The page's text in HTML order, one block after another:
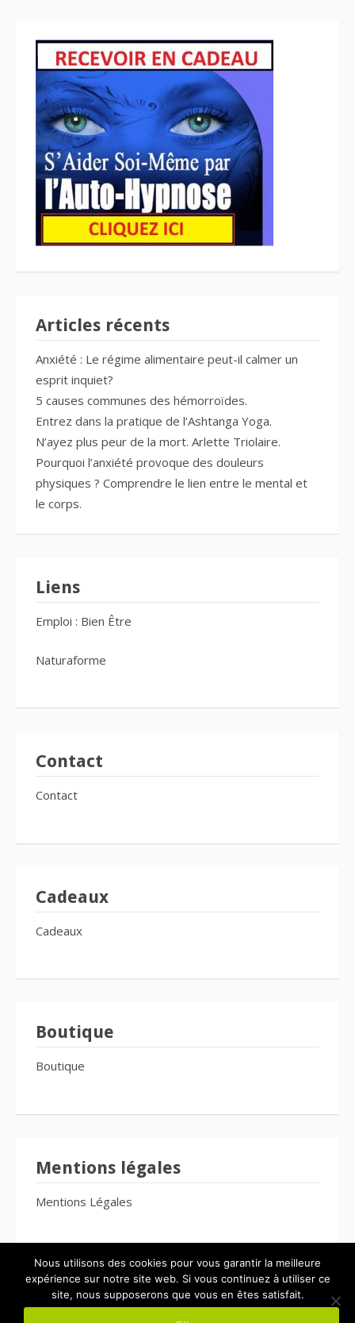
Articles récents
Anxiété : Le régime alimentaire peut-il calmer un
esprit inquiet?
5 causes communes des hémorroïdes.
Entrez dans la pratique de l’Ashtanga Yoga.
N’ayez plus peur de la mort. Arlette Triolaire.
Pourquoi l’anxiété provoque des douleurs
physiques ? Comprendre le lien entre le mental et
le corps.
Liens
Emploi : Bien Être
Naturaforme
Contact
Contact
Cadeaux
Cadeaux
Boutique
Boutique
Mentions légales
Mentions Légales
Nous utilisons des cookies pour vous garantir la meilleure
expérience sur notre site web. Si vous continuez à utiliser ce
site, nous supposerons que vous en êtes satisfait.